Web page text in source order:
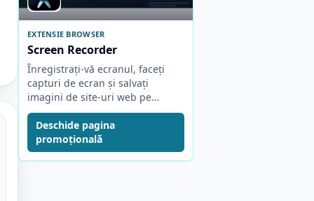
EXTENSIE BROWSER
Screen Recorder
Înregistrați-vă ecranul, faceți
capturi de ecran și salvați
imagini de site-uri web pe
pagină completă dintr-un pop-
up compact al browserului.
Deschide pagina
promoțională